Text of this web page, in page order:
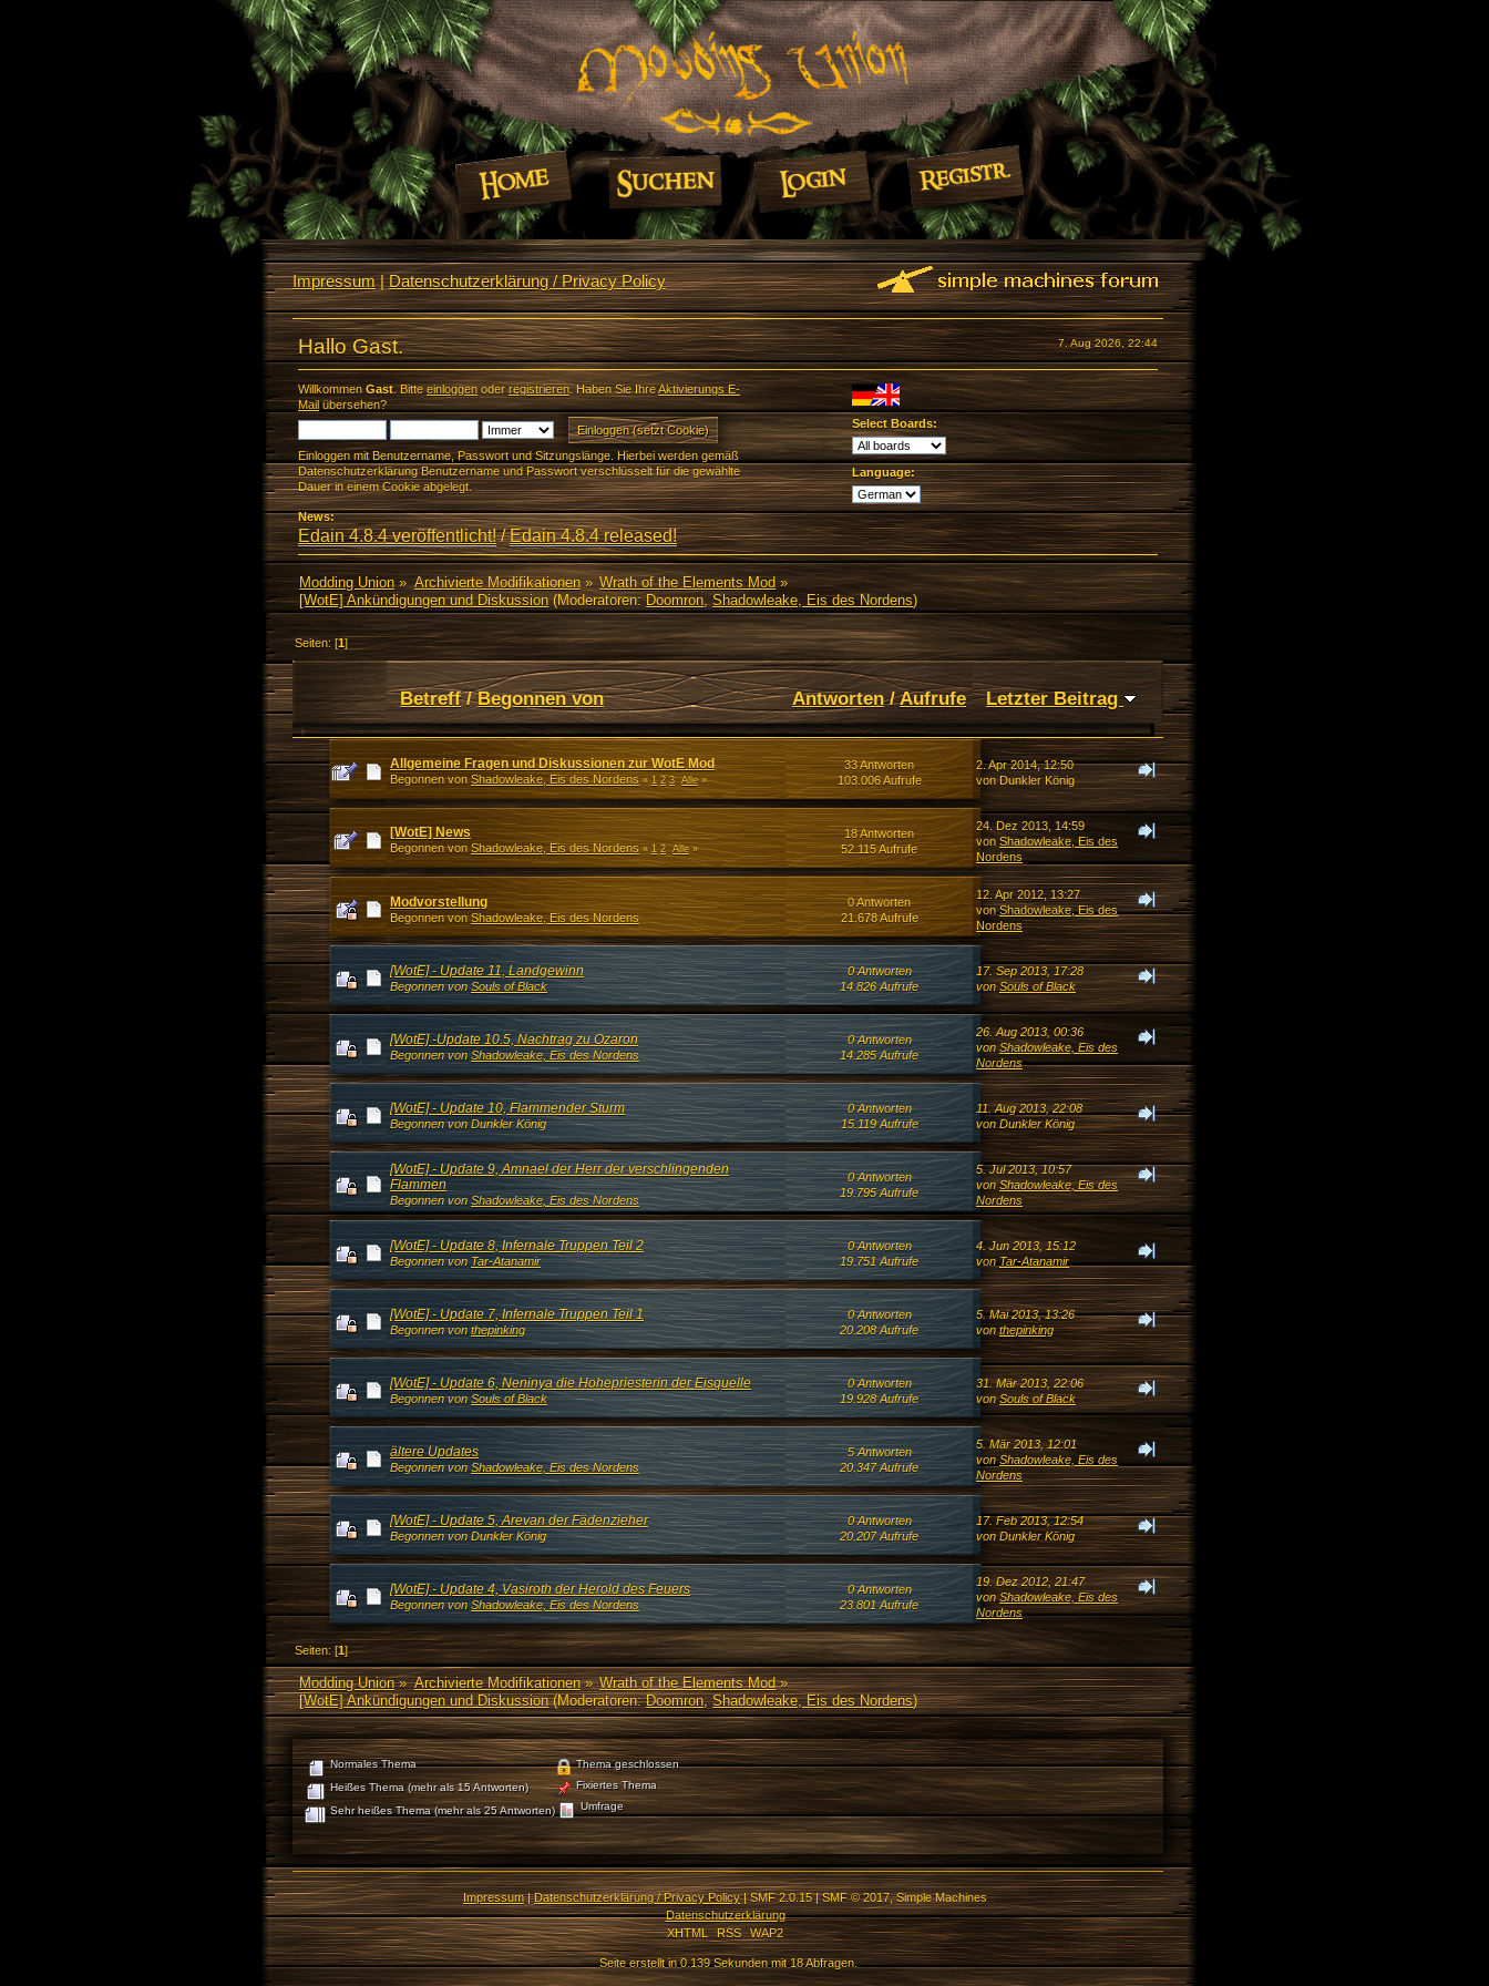
Impressum|Datenschutzerklärung / Privacy Policy
7. Aug 2026, 22:44
Hallo Gast.
Willkommen Gast. Bitte einloggenoderregistrieren. Haben Sie IhreAktivierungs E-
Mailübersehen?
Einloggen mit Benutzername, Passwort und Sitzungslänge. Hierbei werden gemäß
Datenschutzerklärung Benutzername und Passwort verschlüsselt für die gewählte
Dauer in einem Cookie abgelegt.
Select Boards:
Language:
News:
Edain 4.8.4 veröffentlicht!/Edain 4.8.4 released!
Modding Union» Archivierte Modifikationen» Wrath of the Elements Mod»
[WotE] Ankündigungen und Diskussion(Moderatoren:Doomron,Shadowleake, Eis des Nordens)
Seiten: [1]
Betreff/Begonnen von Antworten/Aufrufe Letzter Beitrag
Allgemeine Fragen und Diskussionen zur WotE Mod
Begonnen von Shadowleake, Eis des Nordens «1 2 3 Alle»
33 Antworten
103.006 Aufrufe
2. Apr 2014, 12:50
von Dunkler König
[WotE] News
Begonnen von Shadowleake, Eis des Nordens «1 2 Alle»
18 Antworten
52.115 Aufrufe
24. Dez 2013, 14:59
vonShadowleake, Eis des
Nordens
Modvorstellung
Begonnen von Shadowleake, Eis des Nordens
0 Antworten
21.678 Aufrufe
12. Apr 2012, 13:27
vonShadowleake, Eis des
Nordens
[WotE] - Update 11, Landgewinn
Begonnen von Souls of Black
0 Antworten
14.826 Aufrufe
17. Sep 2013, 17:28
vonSouls of Black
[WotE] -Update 10.5, Nachtrag zu Ozaron
Begonnen von Shadowleake, Eis des Nordens
0 Antworten
14.285 Aufrufe
26. Aug 2013, 00:36
vonShadowleake, Eis des
Nordens
[WotE] - Update 10, Flammender Sturm
Begonnen von Dunkler König
0 Antworten
15.119 Aufrufe
11. Aug 2013, 22:08
von Dunkler König
[WotE] - Update 9, Amnael der Herr der verschlingenden
Flammen
Begonnen von Shadowleake, Eis des Nordens
0 Antworten
19.795 Aufrufe
5. Jul 2013, 10:57
vonShadowleake, Eis des
Nordens
[WotE] - Update 8, Infernale Truppen Teil 2
Begonnen von Tar-Atanamir
0 Antworten
19.751 Aufrufe
4. Jun 2013, 15:12
vonTar-Atanamir
[WotE] - Update 7, Infernale Truppen Teil 1
Begonnen von thepinking
0 Antworten
20.208 Aufrufe
5. Mai 2013, 13:26
vonthepinking
[WotE] - Update 6, Neninya die Hohepriesterin der Eisquelle
Begonnen von Souls of Black
0 Antworten
19.928 Aufrufe
31. Mär 2013, 22:06
vonSouls of Black
ältere Updates
Begonnen von Shadowleake, Eis des Nordens
5 Antworten
20.347 Aufrufe
5. Mär 2013, 12:01
vonShadowleake, Eis des
Nordens
[WotE] - Update 5, Arevan der Fädenzieher
Begonnen von Dunkler König
0 Antworten
20.207 Aufrufe
17. Feb 2013, 12:54
von Dunkler König
[WotE] - Update 4, Vasiroth der Herold des Feuers
Begonnen von Shadowleake, Eis des Nordens
0 Antworten
23.801 Aufrufe
19. Dez 2012, 21:47
vonShadowleake, Eis des
Nordens
Seiten: [1]
Modding Union» Archivierte Modifikationen» Wrath of the Elements Mod»
[WotE] Ankündigungen und Diskussion(Moderatoren:Doomron,Shadowleake, Eis des Nordens)
Normales Thema
Heißes Thema (mehr als 15 Antworten)
Sehr heißes Thema (mehr als 25 Antworten)
Thema geschlossen
Fixiertes Thema
Umfrage
Impressum|Datenschutzerklärung / Privacy Policy|SMF 2.0.15|SMF © 2017,Simple Machines
Datenschutzerklärung
XHTML
RSS WAP2
Seite erstellt in 0.139 Sekunden mit 18 Abfragen.